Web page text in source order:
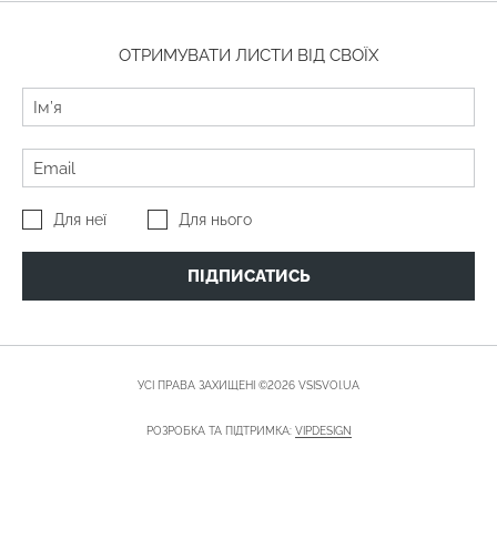
ОТРИМУВАТИ ЛИСТИ ВІД СВОЇХ
Для неї Для нього
ПІДПИСАТИСЬ
УСІ ПРАВА ЗАХИЩЕНІ ©2026 VSISVOI.UA
РОЗРОБКА ТА ПІДТРИМКА: VIPDESIGN